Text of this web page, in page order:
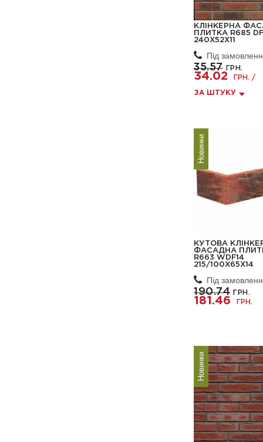
КЛІНКЕРНА
ПЛИТКА R685
240X52X11
Під
35.57 ГРН.
34.02 ГРН. /
ЗА ШТУКУ
Новинки
КУТОВА
ФАСАДНА
R663 WDF14
215/100Х65Х14
Під
190.74ГРН.
181.46 ГРН.
Новинки